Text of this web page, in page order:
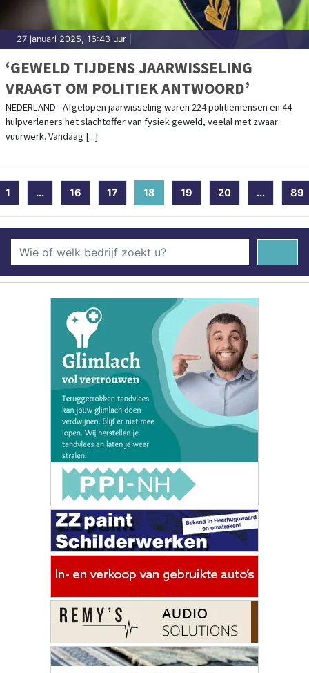
27 januari 2025, 16:43 uur
‘GEWELD TIJDENS JAARWISSELING
VRAAGT OM POLITIEK ANTWOORD’
NEDERLAND - Afgelopen jaarwisseling waren 224 politiemensen en 44
hulpverleners het slachtoffer van fysiek geweld, veelal met zwaar
vuurwerk. Vandaag [...]
1 ... 16 17 18 (current)
19 20 ... 89